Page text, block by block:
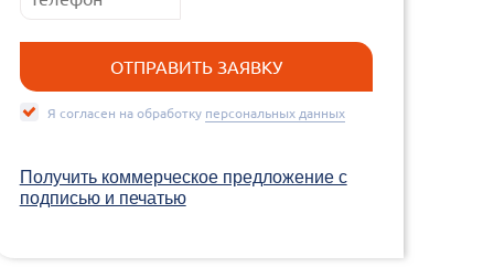
Я согласен на обработку персональных данных
Получить коммерческое предложение c
подписью и печатью